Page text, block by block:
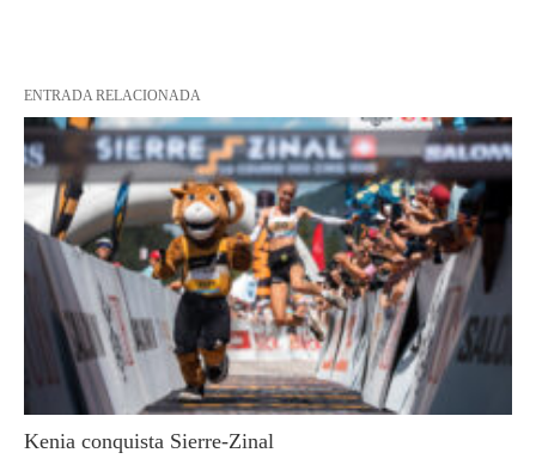
ENTRADA RELACIONADA
Kenia conquista Sierre-Zinal